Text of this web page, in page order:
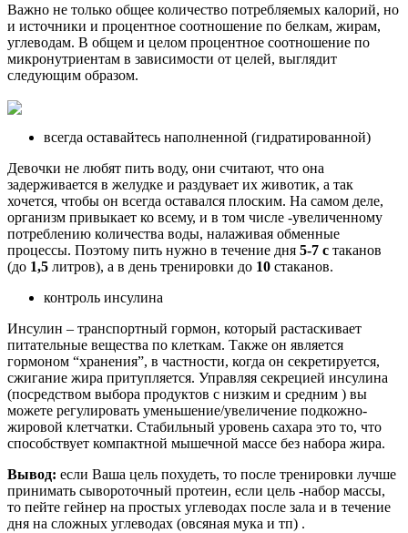
Важно не только общее количество потребляемых калорий, но
и источники и процентное соотношение по белкам, жирам,
углеводам. В общем и целом процентное соотношение по
микронутриентам в зависимости от целей, выглядит
следующим образом.
всегда оставайтесь наполненной (гидратированной)
Девочки не любят пить воду, они считают, что она
задерживается в желудке и раздувает их животик, а так
хочется, чтобы он всегда оставался плоским. На самом деле,
организм привыкает ко всему, и в том числе -увеличенному
потреблению количества воды, налаживая обменные
процессы. Поэтому пить нужно в течение дня 5-7 с таканов
(до 1,5 литров), а в день тренировки до 10 стаканов.
контроль инсулина
Инсулин – транспортный гормон, который растаскивает
питательные вещества по клеткам. Также он является
гормоном “хранения”, в частности, когда он секретируется,
сжигание жира притупляется. Управляя секрецией инсулина
(посредством выбора продуктов с низким и средним ) вы
можете регулировать уменьшение/увеличение подкожно-
жировой клетчатки. Стабильный уровень сахара это то, что
способствует компактной мышечной массе без набора жира.
Вывод: если Ваша цель похудеть, то после тренировки лучше
принимать сывороточный протеин, если цель -набор массы,
то пейте гейнер на простых углеводах после зала и в течение
дня на сложных углеводах (овсяная мука и тп) .